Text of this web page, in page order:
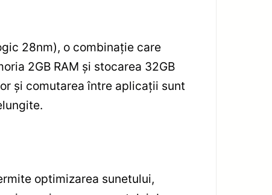
28nm), o combinație care
2GB RAM și stocarea 32GB
și comutarea între aplicații sunt
optimizarea sunetului,